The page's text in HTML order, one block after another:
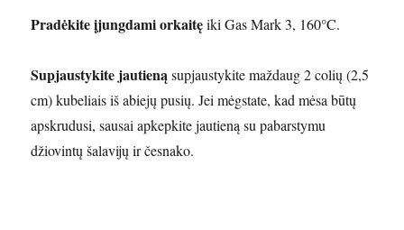
Pradėkite įjungdami orkaitęiki Gas Mark 3, 160°C.
Supjaustykite jautienąsupjaustykite maždaug 2 colių (2,5
cm) kubeliais iš abiejų pusių. Jei mėgstate, kad mėsa būtų
apskrudusi, sausai apkepkite jautieną su pabarstymu
džiovintų šalavijų ir česnako.